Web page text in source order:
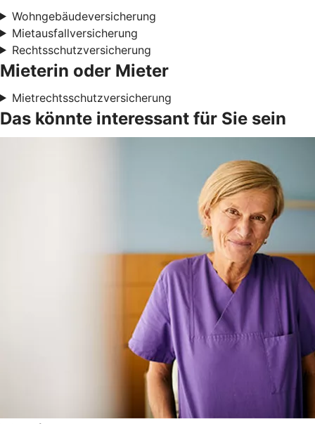
Wohngebäudeversicherung
Mietausfallversicherung
Rechtsschutzversicherung
Mieterin oder Mieter
Mietrechtsschutzversicherung
Das könnte interessant für Sie sein